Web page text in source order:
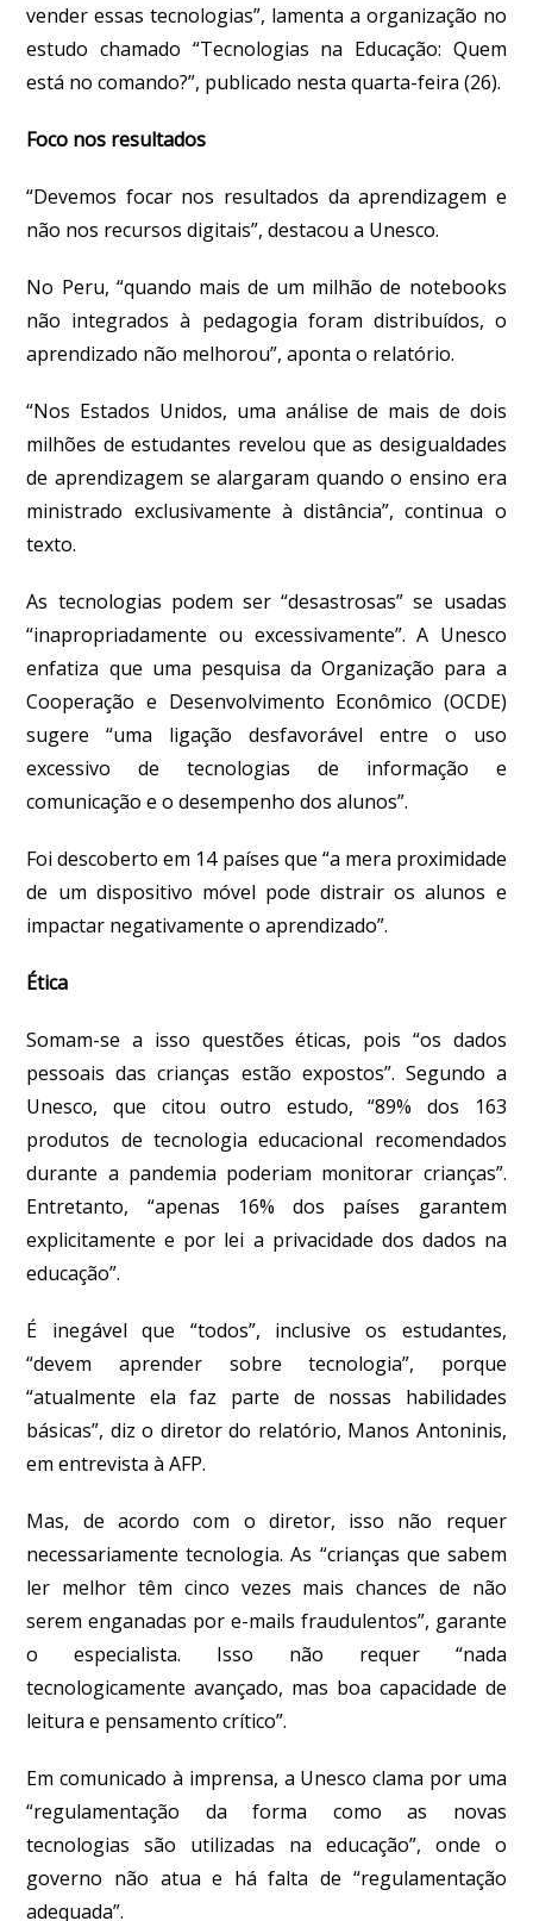
vender essas tecnologias”, lamenta a organização no
estudo chamado “Tecnologias na Educação: Quem
está no comando?”, publicado nesta quarta-feira (26).
Foco nos resultados
“Devemos focar nos resultados da aprendizagem e
não nos recursos digitais”, destacou a Unesco.
No Peru, “quando mais de um milhão de notebooks
não integrados à pedagogia foram distribuídos, o
aprendizado não melhorou”, aponta o relatório.
“Nos Estados Unidos, uma análise de mais de dois
milhões de estudantes revelou que as desigualdades
de aprendizagem se alargaram quando o ensino era
ministrado exclusivamente à distância”, continua o
texto.
As tecnologias podem ser “desastrosas” se usadas
“inapropriadamente ou excessivamente”. A Unesco
enfatiza que uma pesquisa da Organização para a
Cooperação e Desenvolvimento Econômico (OCDE)
sugere “uma ligação desfavorável entre o uso
excessivo de tecnologias de informação e
comunicação e o desempenho dos alunos”.
Foi descoberto em 14 países que “a mera proximidade
de um dispositivo móvel pode distrair os alunos e
impactar negativamente o aprendizado”.
Ética
Somam-se a isso questões éticas, pois “os dados
pessoais das crianças estão expostos”. Segundo a
Unesco, que citou outro estudo, “89% dos 163
produtos de tecnologia educacional recomendados
durante a pandemia poderiam monitorar crianças”.
Entretanto, “apenas 16% dos países garantem
explicitamente e por lei a privacidade dos dados na
educação”.
É inegável que “todos”, inclusive os estudantes,
“devem aprender sobre tecnologia”, porque
“atualmente ela faz parte de nossas habilidades
básicas”, diz o diretor do relatório, Manos Antoninis,
em entrevista à AFP.
Mas, de acordo com o diretor, isso não requer
necessariamente tecnologia. As “crianças que sabem
ler melhor têm cinco vezes mais chances de não
serem enganadas por e-mails fraudulentos”, garante
o especialista. Isso não requer “nada
tecnologicamente avançado, mas boa capacidade de
leitura e pensamento crítico”.
Em comunicado à imprensa, a Unesco clama por uma
“regulamentação da forma como as novas
tecnologias são utilizadas na educação”, onde o
governo não atua e há falta de “regulamentação
adequada”.